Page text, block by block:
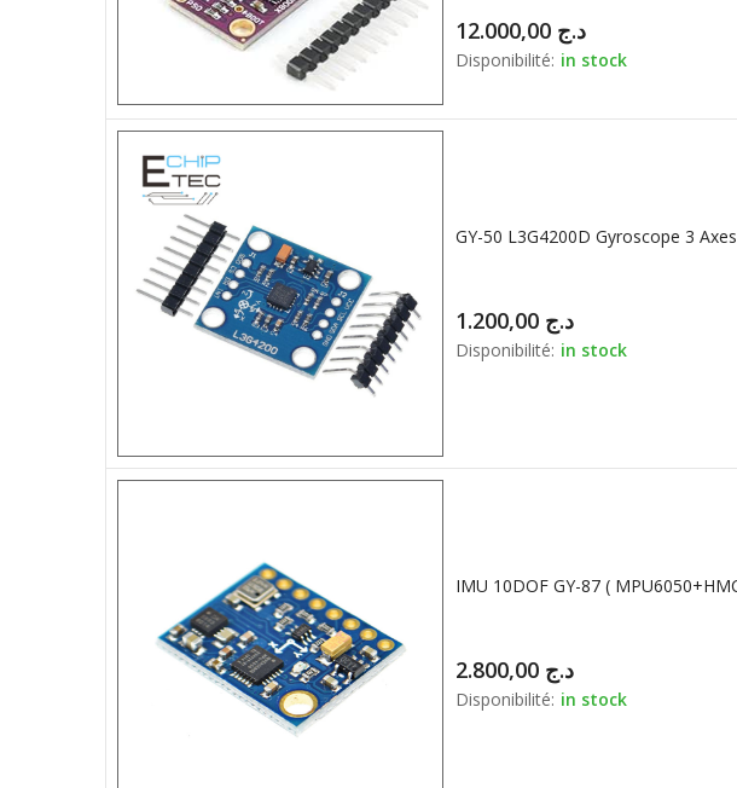
د.ج
Disponibilité: in stock
GY-50 L3G4200D Gyroscope 3 Axes
د.ج
Disponibilité: in stock
د.ج
Disponibilité: in stock